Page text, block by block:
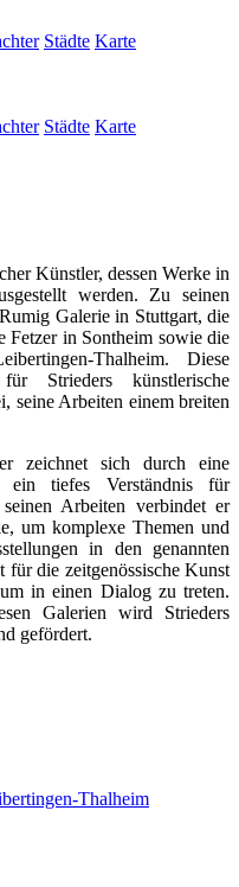
Städte Karte
Städte Karte
Künstler, dessen Werke in
werden. Zu seinen
Galerie in Stuttgart, die
Fetzer in Sontheim sowie die
Thalheim. Diese
Strieders künstlerische
seine Arbeiten einem breiten
zeichnet sich durch eine
ein tiefes Verständnis für
Arbeiten verbindet er
um komplexe Themen und
in den genannten
für die zeitgenössische Kunst
in einen Dialog zu treten.
Galerien wird Strieders
gefördert.
Thalheim